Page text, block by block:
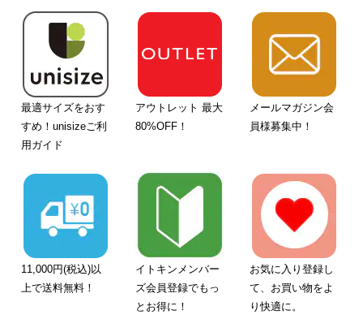
最適サイズをおす
すめ！unisizeご利
用ガイド
アウトレット 最大
80%OFF！
メールマガジン会
員様募集中！
11,000円(税込)以
上で送料無料！
イトキンメンバー
ズ会員登録でもっ
とお得に！
お気に入り登録し
て、お買い物をよ
り快適に。